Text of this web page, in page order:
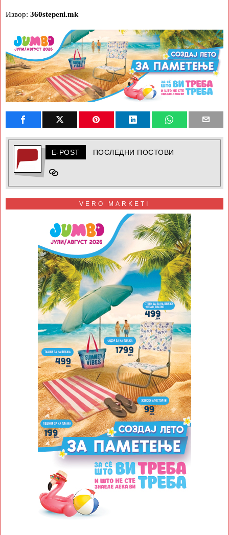
Извор: 360stepeni.mk
E-POST ПОСЛЕДНИ ПОСТОВИ
VERO MARKETI